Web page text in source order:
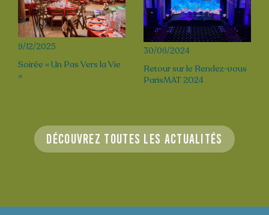
9/12/2025
Soirée « Un Pas Vers la Vie
»
30/06/2024
Retour sur le Rendez-vous
ParisMAT 2024
Découvrez toutes les actualités